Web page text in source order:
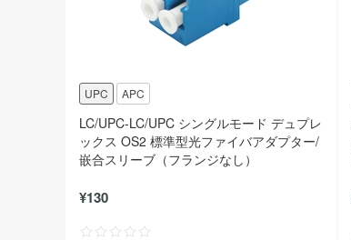
UPC APC
LC/UPC-LC/UPC シングルモード デュプレ
ックス OS2 標準型光ファイバアダプター/
嵌合スリーブ（フランジなし）
¥130